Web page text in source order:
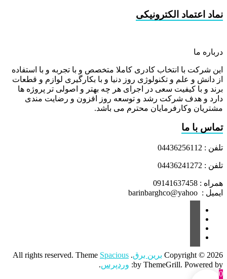
نماد اعتماد الکترونیکی
درباره ما
این شرکت با انتخاب کادری کاملا متخصص و با تجربه و با استفاده
از دانش و علم و تکنولوژی روز دنیا و با بکارگیری لوازم و قطعات
برند و با کیفیت سعی در اجرای هر چه بهتر و اصولی تر پروژه ها
دارد و هدف شرکت رشد و توسعه روز افزون و رضایت مندی
مشتریان وکارفرمایان محترم می باشد.
تماس با ما
تلفن : 04436256112
تلفن : 04436241272
همراه : 09141637458
ایمیل : barinbarghco@yahoo
Copyright © 2026 برین برق. All rights reserved. Theme
Spacious
by ThemeGrill. Powered by: وردپرس.
0